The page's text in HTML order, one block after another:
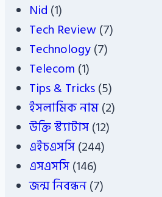
Nid (1)
Tech Review(7)
Technology(7)
Telecom (1)
Tips & Tricks(5)
ইসলামিক নাম(2)
উক্তি স্ট্যাটাস(12)
এইচএসসি(244)
এসএসসি(146)
জন্ম নিবন্ধন(7)